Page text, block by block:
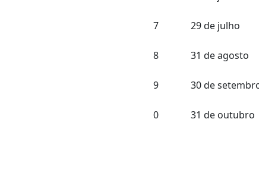
7 29 de julho
8 31 de agosto
9 30 de
0 31 de outubro